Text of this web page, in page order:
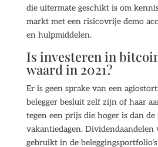
die uitermate geschikt is om
markt met een risicovrije demo
en hulpmiddelen.
Is investeren in
waard in 2021?
Er is geen sprake van een
belegger besluit zelf zijn of haar
tegen een prijs die hoger is dan
vakantiedagen.
gebruikt in de